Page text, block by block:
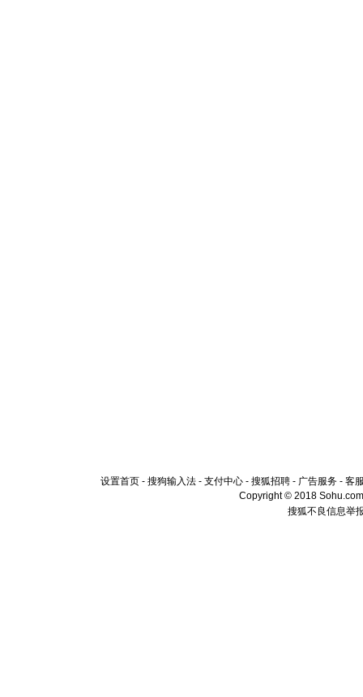
设置首页 - 搜狗输入法 - 支付中心 - 搜狐招聘 - 广告服务 - 客
Copyright © 2018
搜狐不良信息举